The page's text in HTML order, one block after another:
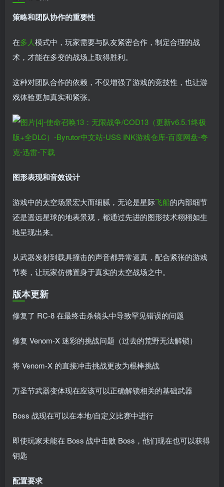
策略和团队协作的重要性
在多人模式中，玩家需要与队友紧密合作，制定合理的战
术，才能在多变的战场上取得胜利。
这种对团队合作的依赖，不仅增强了游戏的竞技性，也让游
戏体验更加真实和紧张。
图形表现和音效设计
游戏中的太空场景宏大而细腻，无论是星际飞船的内部细节
还是遥远星球的地表景观，都通过先进的图形技术栩栩如生
地呈现出来。
从武器发射到载具撞击的声音都异常逼真，配合紧张的游戏
节奏，让玩家仿佛置身于真实的太空战场之中。
版本更新
修复了 RC-8 在最终击杀镜头中导致罕见错误的问题
修复 Venom-X 迷彩的挑战问题（过去的荒野无法解锁）
将 Venom-X 的直接冲击挑战更改为棍棒挑战
万圣节武器变体现在应该可以正确解锁相关的基础武器
Boss 战现在可以在本地/自定义比赛中进行
即使玩家未能在 Boss 战中击败 Boss，他们现在也可以获得
钥匙
配置要求